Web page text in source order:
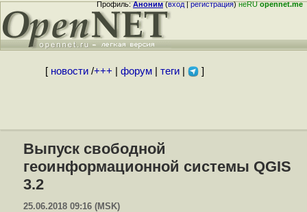
Профиль:Аноним(вход|регистрация)неRUopennet.me
[ новости/+++ форум| теги| ]
Выпуск свободной
геоинформационной системы QGIS
3.2
25.06.2018 09:16 (MSK)